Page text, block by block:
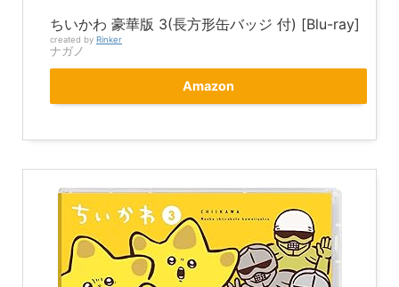
ちいかわ 豪華版 3(長方形缶バッジ 付) [Blu-ray]
created by Rinker
ナガノ
Amazon